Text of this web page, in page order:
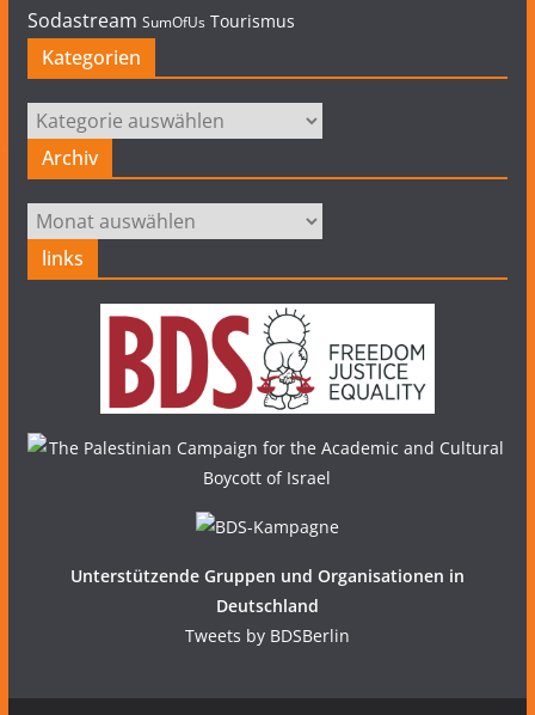
Sodastream SumOfUs Tourismus
Kategorien
Kategorien
Archiv
Archiv
links
Unterstützende Gruppen und Organisationen in
Deutschland
Tweets by BDSBerlin